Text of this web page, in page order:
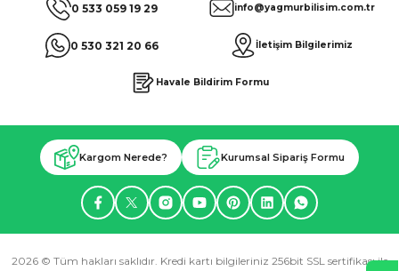
0 533 059 19 29
0 530 321 20 66
info@yagmurbilisim.com.tr
İletişim Bilgilerimiz
Havale Bildirim Formu
Kargom Nerede? Kurumsal Sipariş Formu
2026 © Tüm hakları saklıdır. Kredi kartı bilgileriniz 256bit SSL sertifikası ile